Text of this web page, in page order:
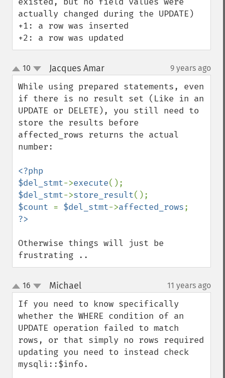
actually changed during the UPDATE)
+1: a row was inserted
+2: a row was updated
up
down
10 Jacques Amar¶ 9 years ago
While using prepared statements, even
if there is no result set (Like in an
UPDATE or DELETE), you still need to
store the results before
affected_rows returns the actual
number:
<?php
$del_stmt->execute
$del_stmt->store_result
$count = $del_stmt->affected_rows
Otherwise things will just be
frustrating ..
up
down
16 Michael¶ 11 years ago
If you need to know specifically
whether the WHERE condition of an
UPDATE operation failed to match
rows, or that simply no rows required
updating you need to instead check
mysqli::$info.